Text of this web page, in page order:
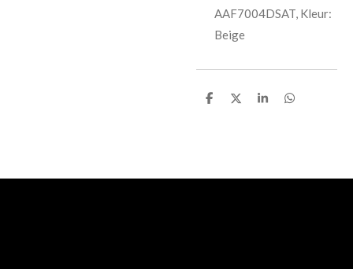
AAF7004DSAT, Kleur:
Beige
D
D
S
D